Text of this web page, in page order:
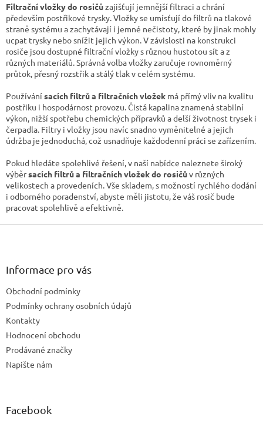
Filtrační vložky do rosičůzajišťují jemnější filtraci a chrání
především postřikové trysky. Vložky se umísťují do filtrů na tlakové
straně systému a zachytávají i jemné nečistoty, které by jinak mohly
ucpat trysky nebo snížit jejich výkon. V závislosti na konstrukci
rosiče jsou dostupné filtrační vložky s různou hustotou sít a z
různých materiálů. Správná volba vložky zaručuje rovnoměrný
průtok, přesný rozstřik a stálý tlak v celém systému.
Používání sacích filtrů a filtračních vložek má přímý vliv na kvalitu
postřiku i hospodárnost provozu. Čistá kapalina znamená stabilní
výkon, nižší spotřebu chemických přípravků a delší životnost trysek i
čerpadla. Filtry i vložky jsou navíc snadno vyměnitelné a jejich
údržba je jednoduchá, což usnadňuje každodenní práci se zařízením.
Pokud hledáte spolehlivé řešení, v naší nabídce naleznete široký
výběrsacích filtrů a filtračních vložek do rosičův různých
velikostech a provedeních. Vše skladem, s možností rychlého dodání
i odborného poradenství, abyste měli jistotu, že váš rosič bude
pracovat spolehlivě a efektivně.
Z
Informace pro vás
Obchodní podmínky
Podmínky ochrany osobních údajů
Kontakty
Hodnocení obchodu
Prodávané značky
Napište nám
Facebook